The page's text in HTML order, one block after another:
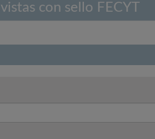
con sello FECYT